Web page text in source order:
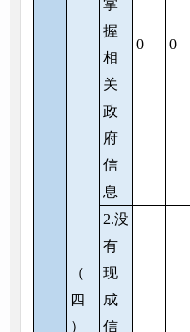
（
四
）
掌
握
相
关
政
府
信
息
0 0
2.没
有
现
成
信